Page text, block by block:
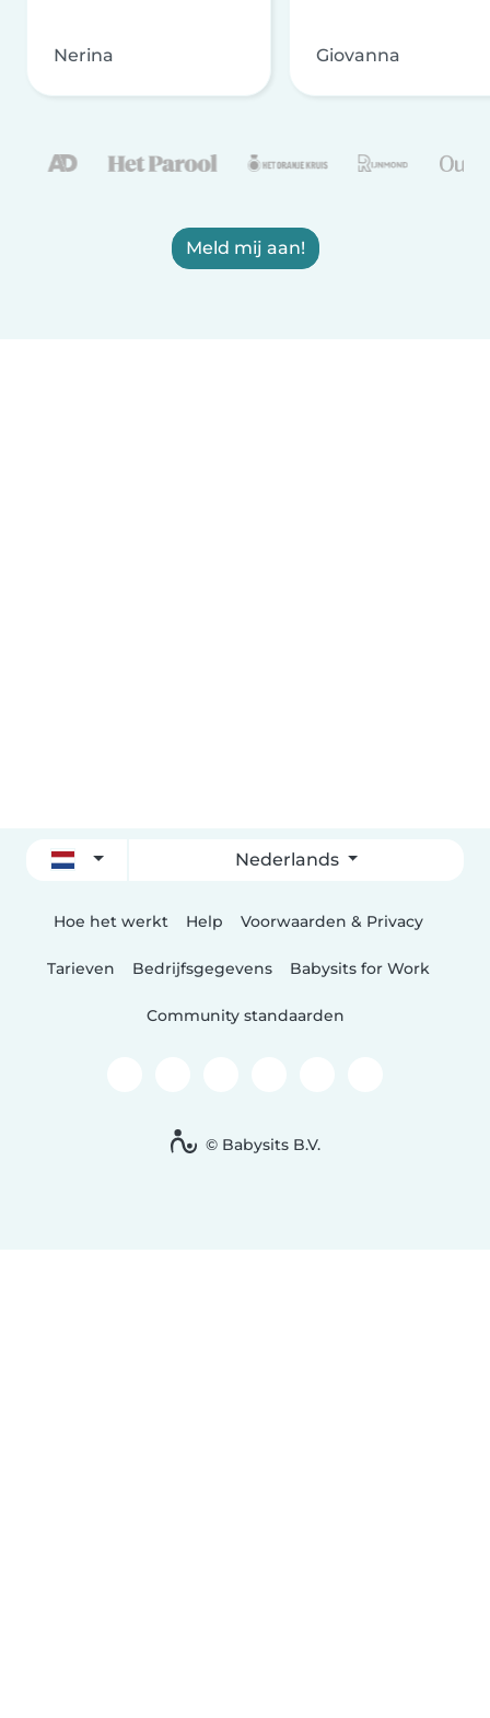
Nerina Giovanna
Meld mij aan!
Nederlands
Hoe het werkt Help Voorwaarden & Privacy
Tarieven Bedrijfsgegevens Babysits for Work
Community standaarden
© Babysits B.V.